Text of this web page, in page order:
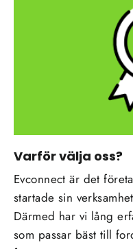
Varför välja oss?
Evconnect är det
startade sin
Därmed har vi lång
som passar bäst till